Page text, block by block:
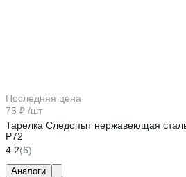
Последняя цена
75 ₽ /шт
Тарелка Следопыт нержавеющая
P72
4.2(6)
Аналоги